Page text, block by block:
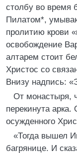
столбу во время
Пилатом*,
пролитию крови
освобождение
алтарем стоит
Христос со
Внизу надпись:
От монастыря,
перекинута
осужденного
«Тогда вышел
багрянице. И